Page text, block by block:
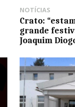
NOTÍCIAS
Crato:
grande
Joaquim